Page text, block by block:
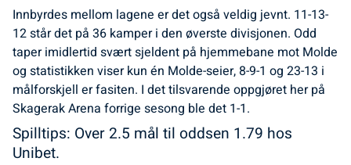
Innbyrdes mellom lagene er det også veldig jevnt. 11-13-
12 står det på 36 kamper i den øverste divisjonen. Odd
taper imidlertid svært sjeldent på hjemmebane mot Molde
og statistikken viser kun én Molde-seier, 8-9-1 og 23-13 i
målforskjell er fasiten. I det tilsvarende oppgjøret her på
Skagerak Arena forrige sesong ble det 1-1.
Spilltips: Over 2.5 mål til oddsen 1.79 hos
Unibet.